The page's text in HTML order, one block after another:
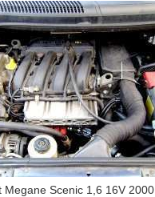
Megane Scenic 1,6 16V 2000